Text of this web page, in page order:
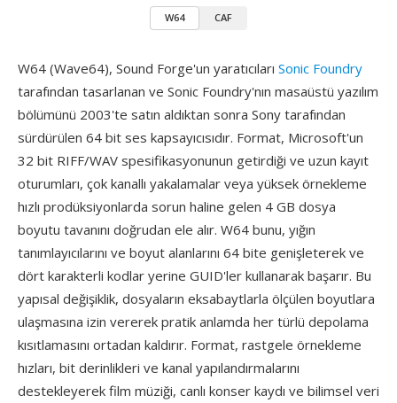
W64 CAF
W64 (Wave64), Sound Forge'un yaratıcıları Sonic Foundry
tarafından tasarlanan ve Sonic Foundry'nın masaüstü yazılım
bölümünü 2003'te satın aldıktan sonra Sony tarafından
sürdürülen 64 bit ses kapsayıcısıdır. Format, Microsoft'un
32 bit RIFF/WAV spesifikasyonunun getirdiği ve uzun kayıt
oturumları, çok kanallı yakalamalar veya yüksek örnekleme
hızlı prodüksiyonlarda sorun haline gelen 4 GB dosya
boyutu tavanını doğrudan ele alır. W64 bunu, yığın
tanımlayıcılarını ve boyut alanlarını 64 bite genişleterek ve
dört karakterli kodlar yerine GUID'ler kullanarak başarır. Bu
yapısal değişiklik, dosyaların eksabaytlarla ölçülen boyutlara
ulaşmasına izin vererek pratik anlamda her türlü depolama
kısıtlamasını ortadan kaldırır. Format, rastgele örnekleme
hızları, bit derinlikleri ve kanal yapılandırmalarını
destekleyerek film müziği, canlı konser kaydı ve bilimsel veri